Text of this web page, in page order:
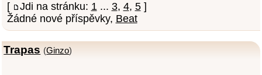
[ Jdi na stránku: 1... 3, 4, 5]
Žádné nové příspěvky, Beat
Trapas (Ginzo)